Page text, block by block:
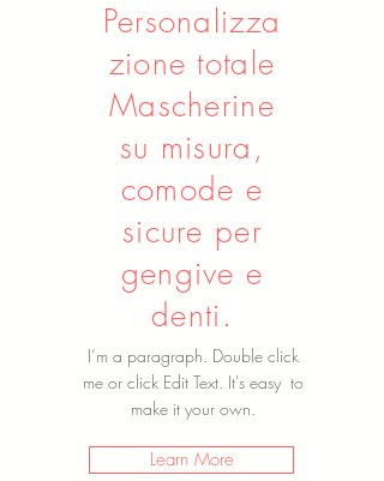
Personalizza
zione totale
Mascherine
su misura,
comode e
sicure per
gengive e
denti.
I’m a paragraph. Double click
me or click Edit Text. It's easy to
make it your own.
Learn More